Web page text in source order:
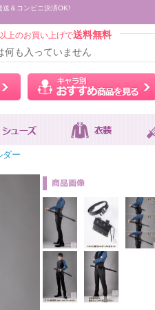
送＆コンビニ決済OK!
上のお買い上げで送料無料
何も入っていません
ウィッグをカラーから探す
ダー